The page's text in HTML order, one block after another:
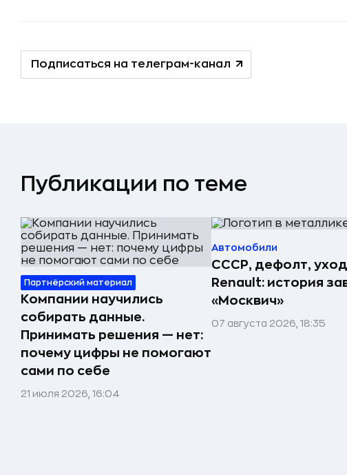
Подписаться на телеграм-канал
Публикации по теме
Партнёрский материал
Компании научились
собирать данные.
Принимать решения — нет:
почему цифры не помогают
сами по себе
21 июля 2026, 16:04
Автомобили
СССР, дефолт, уход
Renault: история
«Москвич»
07 августа 2026, 18:35